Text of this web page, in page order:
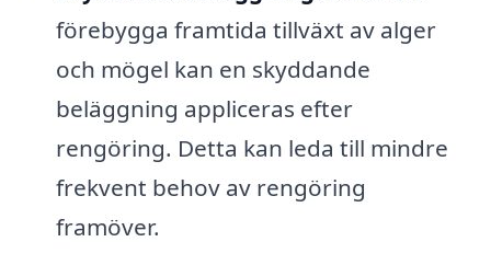
förebygga framtida tillväxt av alger
och mögel kan en skyddande
beläggning appliceras efter
rengöring. Detta kan leda till mindre
frekvent behov av rengöring
framöver.